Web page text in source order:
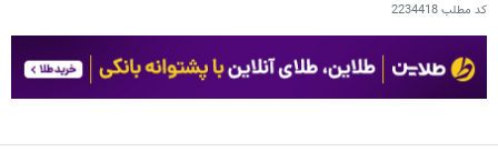
کد مطلب2234418